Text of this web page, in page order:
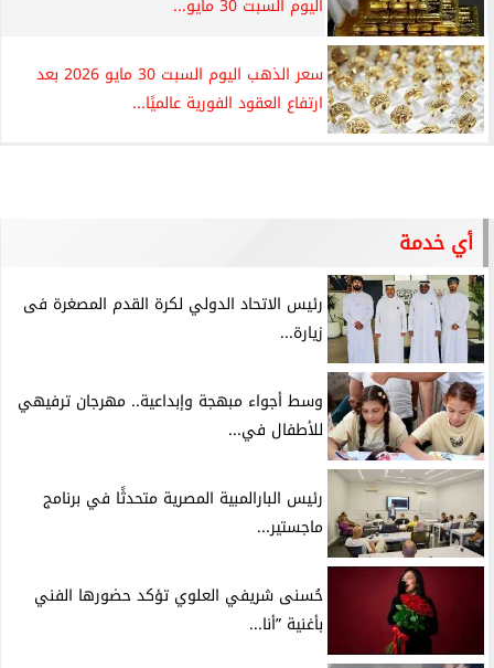
سعر الذهب اليوم السبت 30 مايو 2026 بعد
ارتفاع العقود الفورية عالميًا...
أي خدمة
رئيس الاتحاد الدولي لكرة القدم المصغرة فى
زيارة...
وسط أجواء مبهجة وإبداعية.. مهرجان ترفيهي
للأطفال في...
رئيس البارالمبية المصرية متحدثًا في برنامج
ماجستير...
حُسنى شريفي العلوي تؤكد حضورها الفني
بأغنية ”أنا...